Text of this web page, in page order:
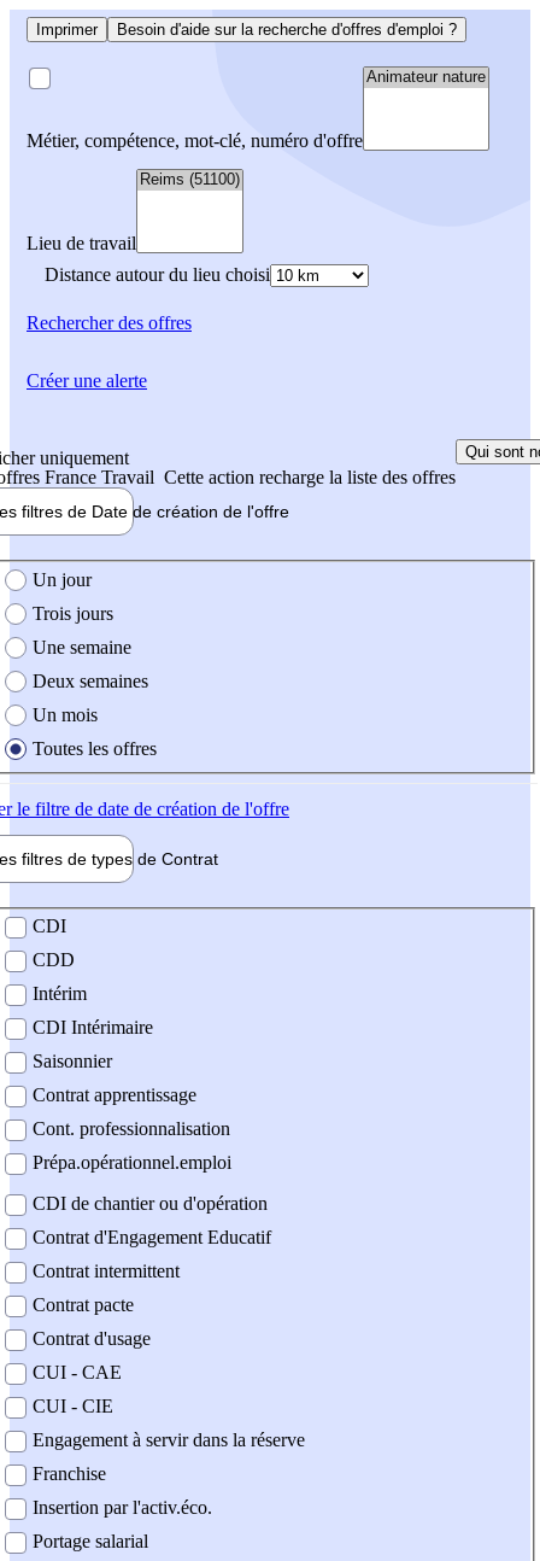
Imprimer Besoin d'aide sur la recherche d'offres d'emploi ?
Métier, compétence, mot-clé, numéro d'offre
Lieu de travail
Distance autour du lieu choisi
Rechercherdes offres
uniquement
France Travail Cette action recharge la liste des offres
Qui sont
filtres de Date de création de l'offre
création de l'offre
Un jour
Trois jours
Une semaine
Deux semaines
Un mois
Toutes les offres
le filtre de date de création de l'offre
filtres de types de Contrat
contrat
CDI
CDD
Intérim
CDI Intérimaire
Saisonnier
Contrat apprentissage
Cont. professionnalisation
Prépa.opérationnel.emploi
CDI de chantier ou d'opération
Contrat d'Engagement Educatif
Contrat intermittent
Contrat pacte
Contrat d'usage
CUI - CAE
CUI - CIE
Engagement à servir dans la réserve
Franchise
Insertion par l'activ.éco.
Portage salarial
Créer une alerte